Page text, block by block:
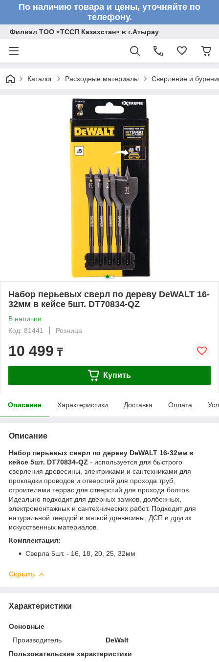
По наличию товара и цены, уточняйте по
телефону.
Филиал ТОО «ТССП Казахстан» в г.Атырау
Каталог Расходные материалы Сверление и
Набор перьевых сверл по дереву DeWALT 16-
32мм в кейсе 5шт. DT70834-QZ
В наличии
Код: 81441
Розница
10 499 ₸
Купить
Описание Характеристики Доставка Оплата
Описание
Набор перьевых сверл по дереву DeWALT 16-32мм в
кейсе 5шт. DT70834-QZ - используется для быстрого
сверления древесины, электриками и сантехниками для
прокладки проводов и отверстий для прохода труб,
строителями террас для отверстий для прохода болтов.
Идеально подходит для дверных замков, долбежных,
электромонтажных и сантехнических работ. Подходит для
натуральной твердой и мягкой древесины, ДСП и других
искусственных материалов.
Комплектация:
Сверла 5шт. - 16, 18, 20, 25, 32мм
Скрыть
Характеристики
Основные
Производитель
DeWalt
Пользовательские характеристики